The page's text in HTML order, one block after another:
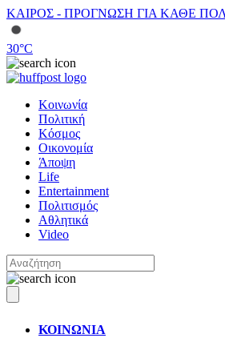
ΚΑΙΡΟΣ - ΠΡΟΓΝΩΣΗ ΓΙΑ ΚΑΘΕ
30°C
Κοινωνία
Πολιτική
Κόσμος
Οικονομία
Άποψη
Life
Entertainment
Πολιτισμός
Αθλητικά
Video
ΚΟΙΝΩΝΙΑ